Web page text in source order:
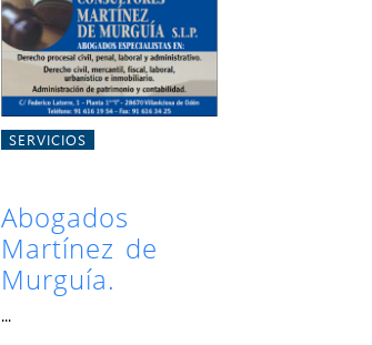
SERVICIOS
Abogados
Martínez de
Murguía.
...